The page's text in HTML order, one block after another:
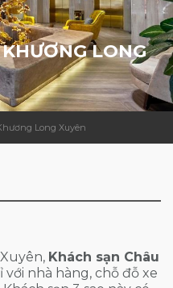
LONG
Long Xuyên
Khách sạn Châu
nhà hàng, chỗ đỗ xe